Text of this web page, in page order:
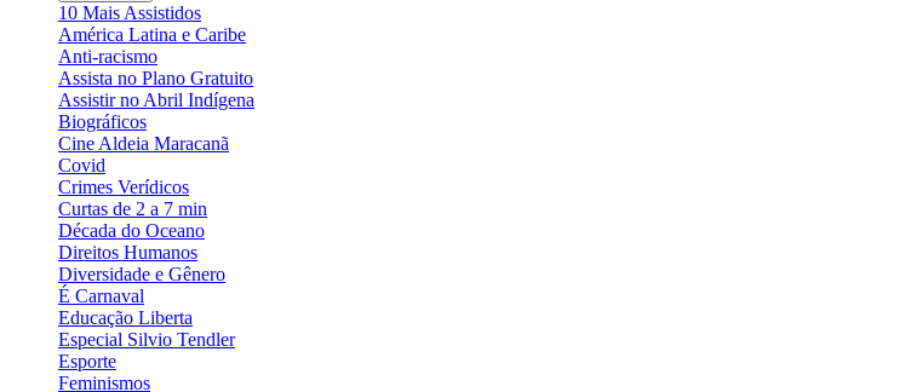
10 Mais Assistidos
América Latina e Caribe
Anti-racismo
Assista no Plano Gratuito
Assistir no Abril Indígena
Biográficos
Cine Aldeia Maracanã
Covid
Crimes Verídicos
Curtas de 2 a 7 min
Década do Oceano
Direitos Humanos
Diversidade e Gênero
É Carnaval
Educação Liberta
Especial Silvio Tendler
Esporte
Feminismos